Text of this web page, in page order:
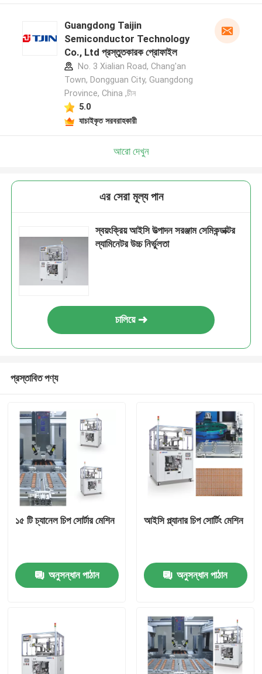
পণ্য
ভিডিও
Guangdong Taijin
Semiconductor Technology
Co., Ltd প্রস্তুতকারক প্রোফাইল
No. 3 Xialian Road, Chang'an
Town, Dongguan City, Guangdong
Province, China ,চীন
5.0
যাচাইকৃত সরবরাহকারী
আরো দেখুন
এর সেরা মূল্য পান
স্বয়ংক্রিয় আইসি উত্পাদন সরঞ্জাম সেমিকন্ডাক্টর
ল্যামিনেটর উচ্চ নির্ভুলতা
চালিয়ে
প্রস্তাবিত পণ্য
১৫ টি চ্যানেল চিপ সোর্টার মেশিন
অনুসন্ধান পাঠান
আইসি প্ল্যানার চিপ সোর্টিং মেশিন
অনুসন্ধান পাঠান